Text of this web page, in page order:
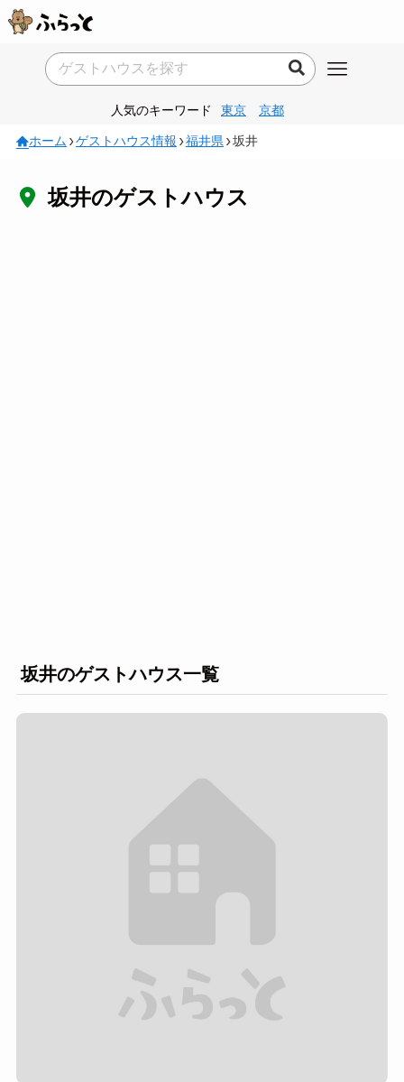
人気のキーワード 東京 京都
ホーム ゲストハウス情報 福井県 坂井
坂井のゲストハウス
坂井のゲストハウス一覧